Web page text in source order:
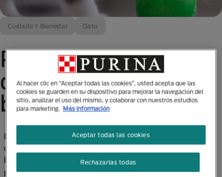
Cuidado Y Bienestar Gato
Primeras semanas
de los gatitos
bebés en casa
Dormir y jugar son los principales comportamientos
que verás en las primeras semanas de tus gatitos
bebés. Conoce cómo tratarlos y cuidarlos en este
periodo.
Al hacer clic en “Aceptar todas las cookies”, usted acepta que las
cookies se guarden en su dispositivo para mejorar la navegación del
sitio, analizar el uso del mismo, y colaborar con nuestros estudios
para marketing. Más información
Rechazarlas todas
Aceptar todas las cookies